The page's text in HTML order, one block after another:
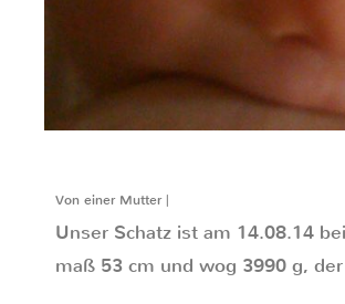
Von einer Mutter |
Unser Schatz ist am 14.08.14
maß 53 cm und wog 3990 g,